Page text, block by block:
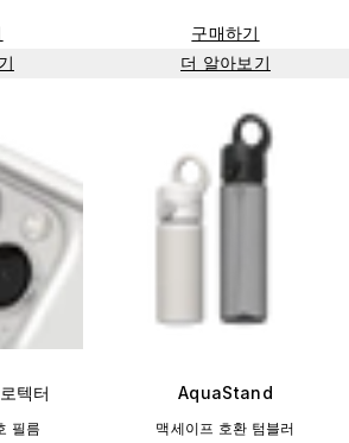
구매하기
더 알아보기
텍터
필름
AquaStand
맥세이프 호환 텀블러